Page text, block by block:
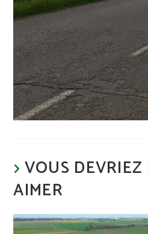
VOUS
AIMER